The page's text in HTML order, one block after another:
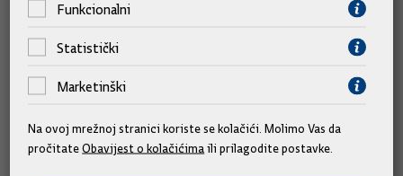
Biškupić će razgovarati s Warrenom Millerom, predsjednikom
američkog Povjerenstva za zaštitu i očuvanje američkog
predsjednikom vanjskopolitičkog odbora židovske organizacije
Biščević će se tijekom posjeta sastati s Pierre-Richardom
Funkcionalni
Statistički
Marketinški
Na ovoj mrežnoj stranici koriste se kolačići. Molimo Vas da
pročitateObavijest o kolačićimaili prilagodite postavke.